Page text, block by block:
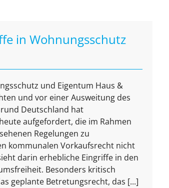
in Wohnungsschutz
und Eigentum Haus &
und vor einer Ausweitung des
Deutschland hat
aufgefordert, die im Rahmen
Regelungen zu
kommunalen Vorkaufsrecht nicht
darin erhebliche Eingriffe in den
Besonders kritisch
geplante Betretungsrecht, das [...]